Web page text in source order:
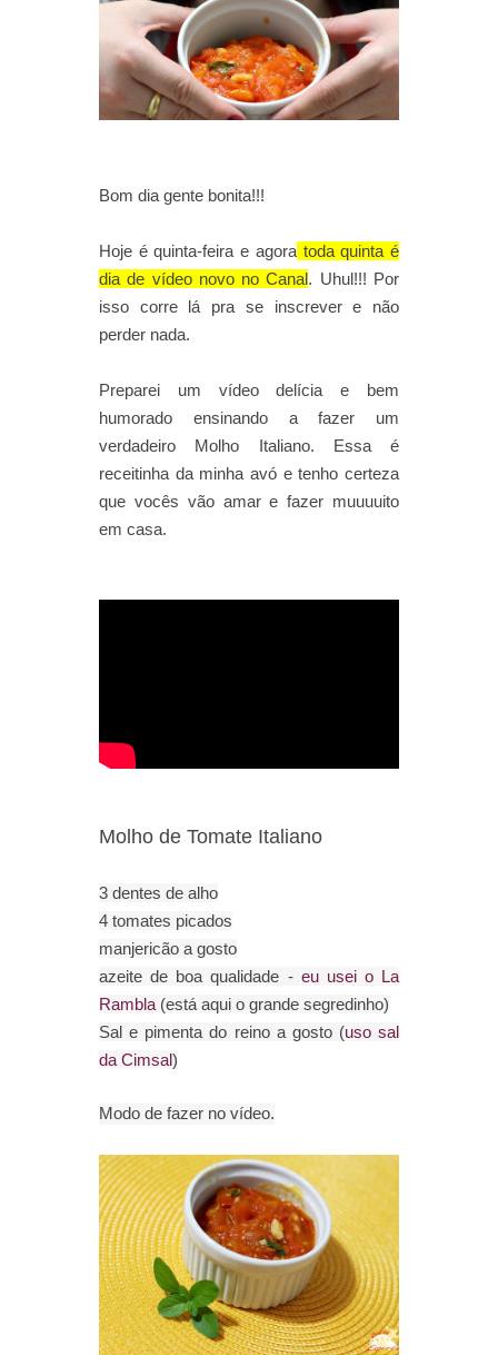
Bom dia gente bonita!!!
Hoje é quinta-feira e agoratoda quinta é
dia de vídeo novo no Canal. Uhul!!! Por
isso corre lá pra se inscrever e não
perder nada.
Preparei um vídeo delícia e bem
humorado ensinando a fazer um
verdadeiro Molho Italiano. Essa é
receitinha da minha avó e tenho certeza
que vocês vão amar e fazer muuuuito
em casa.
Molho de Tomate Italiano
3 dentes de alho
4 tomates picados
manjericão a gosto
azeite de boa qualidade - eu usei o La
Rambla (está aqui o grande segredinho)
Sal e pimenta do reino a gosto (uso sal
da Cimsal)
Modo de fazer no vídeo.